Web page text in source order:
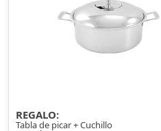
REGALO:
Tabla de picar + Cuchillo